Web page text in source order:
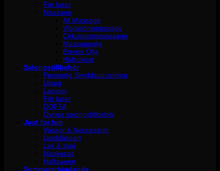
För laser
Massage
All Massage
Vibrationsmassage
Cirkulationsmassage
Massageolja
Eterisk Olja
Hälsokost
Salongstillbehör
Personlig Skyddsutrustning
Utsug
Lampor
För laser
DOFTA
Övriga salongstillbehör
Just for fun
Väskor & Neccesärer
Uppblåsbart
Lek & skoj
Maskerad
Halloween
Sommarerbjudande